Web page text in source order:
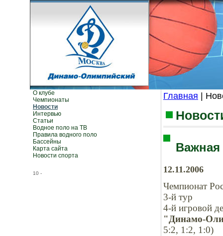
О клубе
Чемпионаты
Новости
Интервью
Статьи
Водное поло на ТВ
Правила водного поло
Бассейны
Карта сайта
Новости спорта
10 -
Главная |
12.11.2006
Чемпионат
3-й тур
4-й игровой
"Динамо-
5:2, 1:2, 1:0)